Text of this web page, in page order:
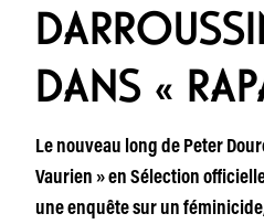
DANS «
Le nouveau long de Peter
Vaurien » en Sélection
une enquête sur un